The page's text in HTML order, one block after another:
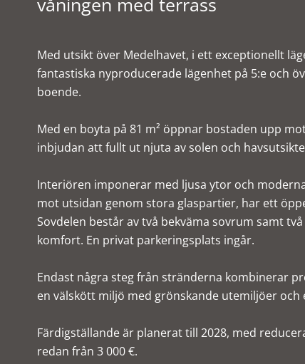
Med utsikt över Medelhavet, i ett exceptionellt
fantastiska nyproducerade lägenhet på 5:e och
boende.
Med en boyta på 81 m² öppnar bostaden upp
inbjudan att fullt ut njuta av solen och
Interiören imponerar med ljusa ytor och
mot utsidan genom stora glaspartier, har ett
Sovdelen består av två bekväma sovrum samt
komfort. En privat parkeringsplats ingår.
Endast några steg från stränderna kombinerar
en välskött miljö med grönskande utemiljöer och
Färdigställande är planerat till 2028, med
redan från 3 000 €.